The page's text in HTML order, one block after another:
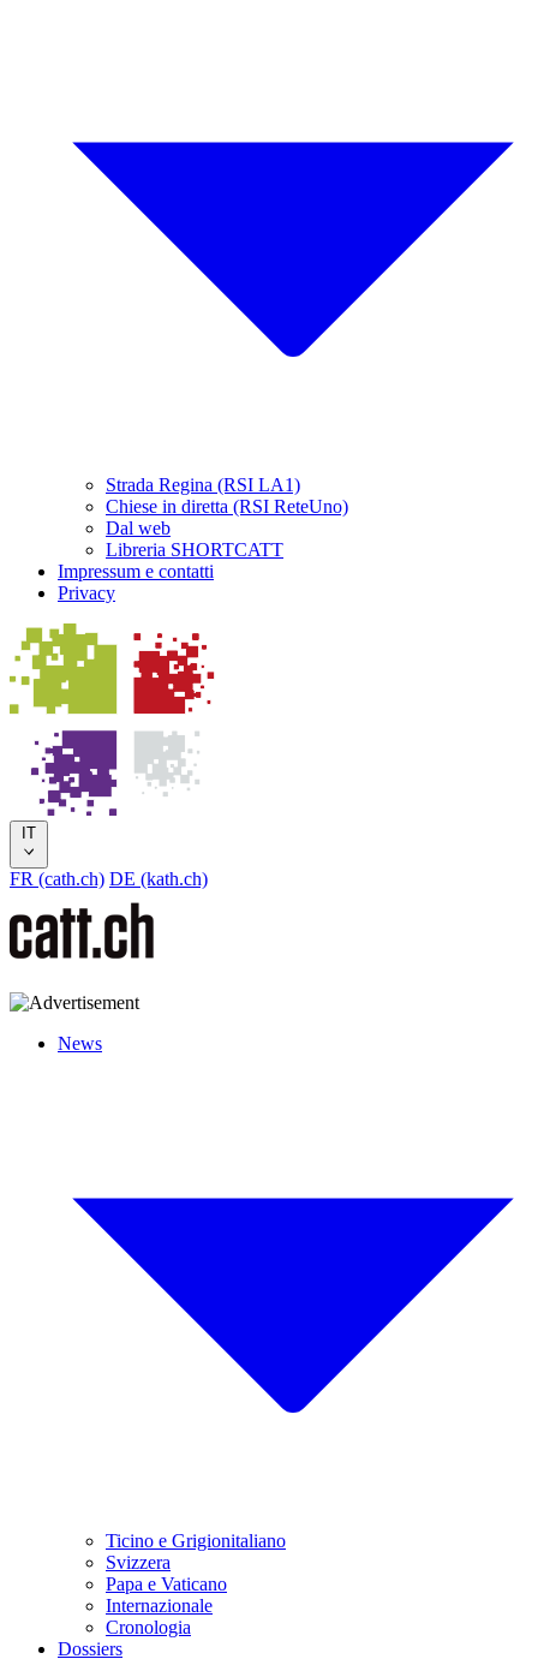
Strada Regina (RSI LA1)
Chiese in diretta (RSI ReteUno)
Dal web
Libreria SHORTCATT
Impressum e contatti
Privacy
IT
FR (cath.ch) DE (kath.ch)
News
Ticino e Grigionitaliano
Svizzera
Papa e Vaticano
Internazionale
Cronologia
Dossiers